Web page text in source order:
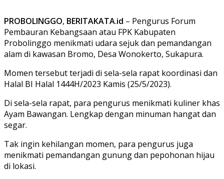
PROBOLINGGO, BERITAKATA.id – Pengurus Forum
Pembauran Kebangsaan atau FPK Kabupaten
Probolinggo menikmati udara sejuk dan pemandangan
alam di kawasan Bromo, Desa Wonokerto, Sukapura.
Momen tersebut terjadi di sela-sela rapat koordinasi dan
Halal BI Halal 1444H/2023 Kamis (25/5/2023).
Di sela-sela rapat, para pengurus menikmati kuliner khas
Ayam Bawangan. Lengkap dengan minuman hangat dan
segar.
Tak ingin kehilangan momen, para pengurus juga
menikmati pemandangan gunung dan pepohonan hijau
di lokasi.